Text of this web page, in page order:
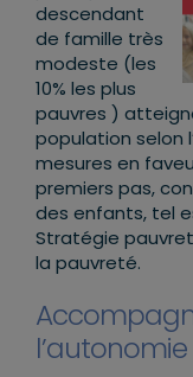
descendant
de famille très
modeste (les
10% les plus
pauvres )
population selon
mesures en
premiers pas,
des enfants, tel
Stratégie
la pauvreté.
l’autonomie